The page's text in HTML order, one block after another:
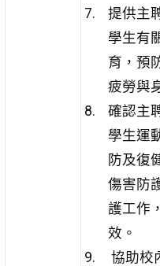
提供主
學生有
育，預
疲勞與
確認主
學生運
防及復
傷害防
護工作
效。
協助校